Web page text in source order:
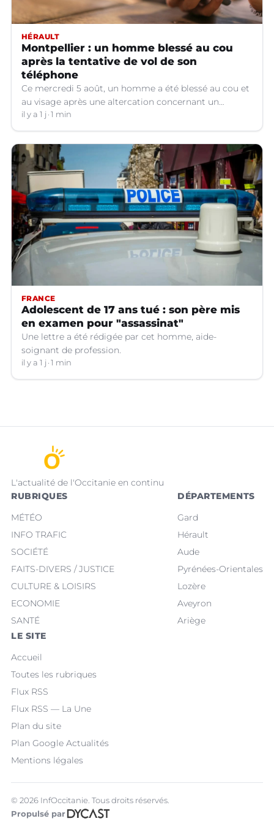
HÉRAULT
Montpellier : un homme blessé au cou
après la tentative de vol de son
téléphone
Ce mercredi 5 août, un homme a été blessé au cou et
au visage après une altercation concernant un
téléphone portable à Montpellier (Hérault).
il y a 1 j 1 min
FRANCE
Adolescent de 17 ans tué : son père mis
en examen pour "assassinat"
Une lettre a été rédigée par cet homme, aide-
soignant de profession.
il y a 1 j 1 min
L'actualité de l'Occitanie en continu
RUBRIQUES
MÉTÉO
INFO TRAFIC
SOCIÉTÉ
FAITS-DIVERS / JUSTICE
CULTURE & LOISIRS
ECONOMIE
SANTÉ
DÉPARTEMENTS
Gard
Hérault
Aude
Pyrénées-Orientales
Lozère
Aveyron
Ariège
LE SITE
Accueil
Toutes les rubriques
Flux RSS
Flux RSS — La Une
Plan du site
Plan Google Actualités
Mentions légales
© 2026 InfOccitanie. Tous droits réservés.
Propulsé par